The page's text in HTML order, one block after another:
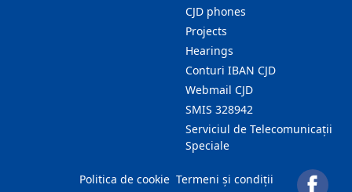
CJD phones
Projects
Hearings
Conturi IBAN CJD
Webmail CJD
SMIS 328942
Serviciul de Telecomunicații
Speciale
Politica de cookie Termeni și condiții